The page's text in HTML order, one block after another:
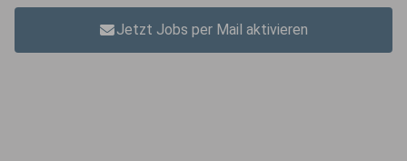
Jetzt Jobs per Mail aktivieren